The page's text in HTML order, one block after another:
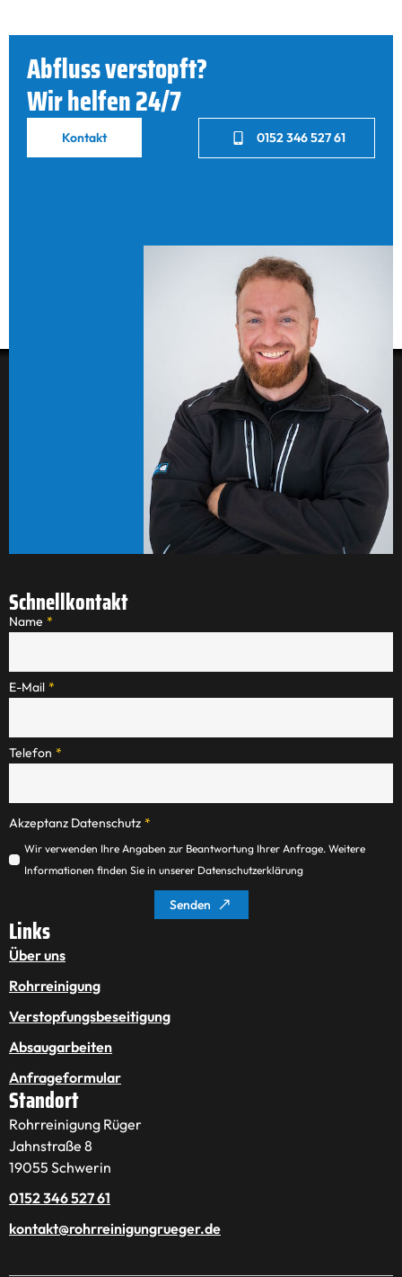
Abfluss verstopft?
Wir helfen 24/7
Kontakt 0152 346 527 61
Schnellkontakt
Name *
E-Mail *
Telefon *
Akzeptanz Datenschutz *
Wir verwenden Ihre Angaben zur Beantwortung Ihrer Anfrage. Weitere
Informationen finden Sie in unserer Datenschutzerklärung
Senden
Links
Über uns
Rohrreinigung
Verstopfungsbeseitigung
Absaugarbeiten
Anfrageformular
Standort
Rohrreinigung Rüger
Jahnstraße 8
19055 Schwerin
0152 346 527 61
kontakt@rohrreinigungrueger.de